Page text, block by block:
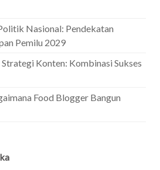
Nasional: Pendekatan
Pemilu 2029
Strategi Konten: Kombinasi Sukses
Food Blogger Bangun